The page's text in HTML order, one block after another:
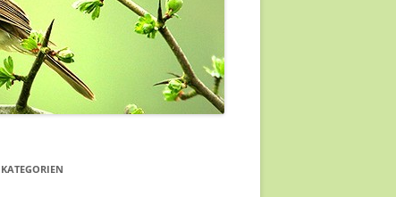
KATEGORIEN